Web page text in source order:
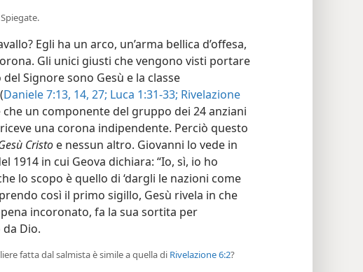
Egli ha un arco, un’arma bellica d’offesa,
Gli unici giusti che vengono visti portare
Signore sono Gesù e la classe
Daniele 7:13, 14, 27; Luca 1:31-33; Rivelazione
un componente del gruppo dei 24 anziani
una corona indipendente. Perciò questo
Cristo e nessun altro. Giovanni lo vede in
1914 in cui Geova dichiara: “Io, sì, io ho
lo scopo è quello di ‘dargli le nazioni come
così il primo sigillo, Gesù rivela in che
incoronato, fa la sua sortita per
Dio.
fatta dal salmista è simile a quella di Rivelazione 6:2?